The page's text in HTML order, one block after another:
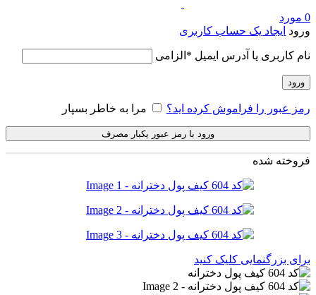
0 مورد
ورود ایجاد یک حساب کاربری
نام کاربری یا آدرس ایمیل * الزامی
ورود
رمز عبور را فراموش کرده اید؟ مرا به خاطر بسپار
ورود با رمز عبور یکبار مصرف
فروخته شده
برای بزرگنمایی کلیک کنید